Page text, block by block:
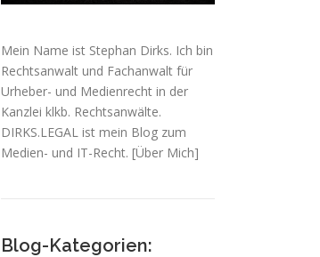
Mein Name ist Stephan Dirks. Ich bin
Rechtsanwalt und Fachanwalt für
Urheber- und Medienrecht in der
Kanzlei klkb. Rechtsanwälte.
DIRKS.LEGAL ist mein Blog zum
Medien- und IT-Recht. [Über Mich]
Blog-Kategorien: